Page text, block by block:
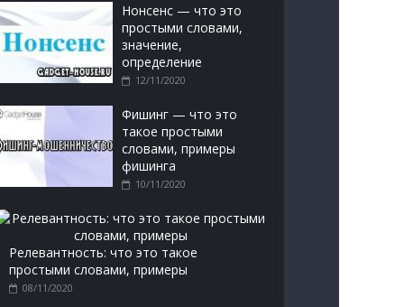
Нонсенс — что это
простыми словами,
значение,
определение
12/11/2020
Фишинг — что это
такое простыми
словами, примеры
фишинга
10/11/2020
Релевантность: что это такое
простыми словами, примеры
08/11/2020